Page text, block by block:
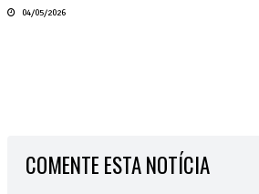
04/05/2026
COMENTE ESTA NOTÍCIA